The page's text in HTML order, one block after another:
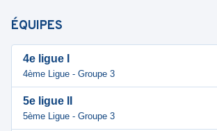
ÉQUIPES
4e ligue I
4ème Ligue - Groupe 3
5e ligue II
5ème Ligue - Groupe 3